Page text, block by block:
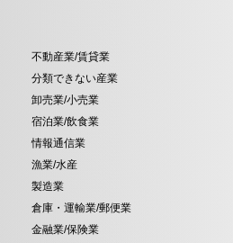
不動産業/賃貸業
分類できない産業
卸売業/小売業
宿泊業/飲食業
情報通信業
漁業/水産
製造業
倉庫・運輸業/郵便業
金融業/保険業